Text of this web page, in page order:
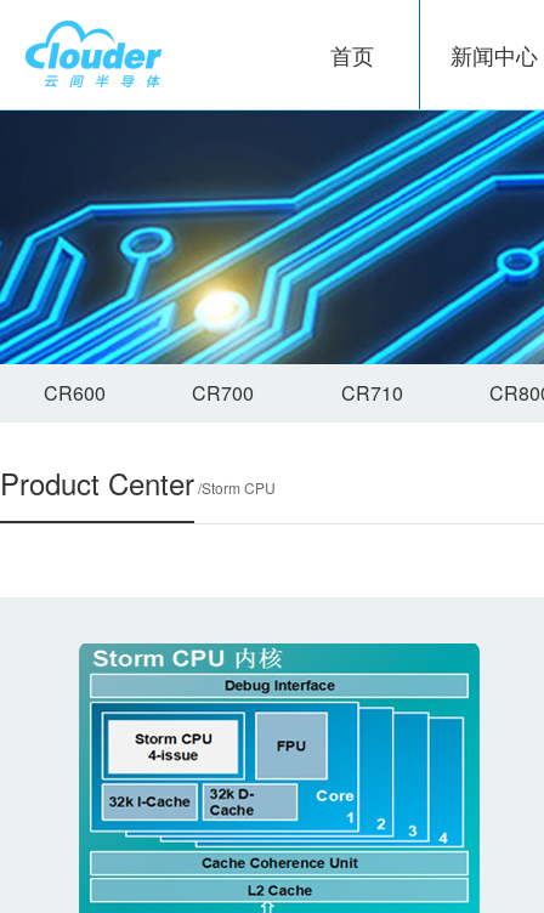
首页 新闻中心
CR600 CR700 CR710
Product Center/Storm CPU